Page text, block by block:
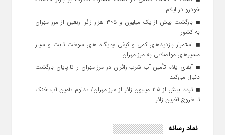
خودرو در ایلام
بازگشت بیش از یک میلیون و ۳۰۵ هزار زائر اربعین از مرز مهران
به کشور
استمرار بازدیدهای کمی و کیفی جایگاه‌ های سوخت ثابت و سیار
مسیرهای مواصلاتی به مرز مهران
آبفای ایلام تأمین آب شرب زائران در مرز مهران را تا پایان بازگشت
دنبال می‌کند
تردد بیش از ۲.۵ میلیون زائر از مرز مهران/ تداوم تأمین آب خنک
تا خروج آخرین زائر
نماد رسانه